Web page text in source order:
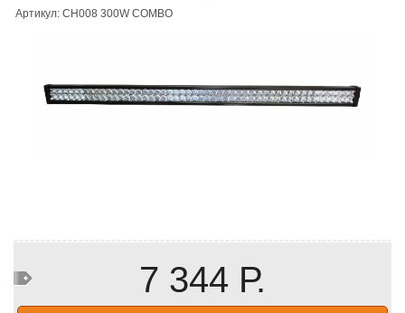
Артикул: CH008 300W COMBO
7 344 Р.